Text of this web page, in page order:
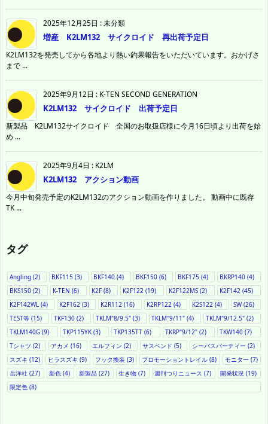
2025年12月25日 :未分類
増産 K2LM132 サイクロイド 再出荷予定日
K2LM132を発売してから各地より熱い釣果報告をいただいています。おかげさ
まで ...
2025年9月12日 : K-TEN SECOND GENERATION
K2LM132 サイクロイド 出荷予定日
新製品 K2LM132サイクロイド 全国のお取扱店様に今月16日頃より出荷を始
め ...
2025年9月4日 : K2LM
K2LM132 アクション動画
今月中旬発売予定のK2LM132のアクション動画を作りました。 動画中に既存
TK ...
タグ
Angling (2) BKF115 (3) BKF140 (4) BKF150(6) BKF175(4) BKRP140(4)
BKS150 (2) K-TEN (6) K2F(8) K2F122 (19) K2F122MS (2) K2F142 (45)
K2F142WL (4) K2F162 (3) K2R112 (16) K2RP122 (4) K2S122 (4) SW(26)
TEST等 (15) TKF130(2) TKLM"8/9.5"(3) TKLM"9/11" (4) TKLM"9/12.5" (2)
TKLM140G (9) TKP115YK(3) TKP135TT (6) TKRP"9/12"(2) TKW140 (7)
Tシャツ (2) アカメ (16) エルフィン (2) サスペンド (5) シーバスパーティー (2)
スズキ (12) ヒラスズキ (9) フック換装(3) プロモーショントレイル (8) モニター (7)
岳洋社 (27) 新色 (4) 新製品 (27) 生き物 (7) 週刊つりニュース (7) 開発状況 (19)
限定色 (8)